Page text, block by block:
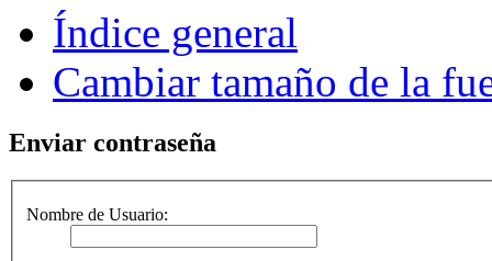
Índice general
Cambiar tamaño de la
Enviar contraseña
Nombre de Usuario: